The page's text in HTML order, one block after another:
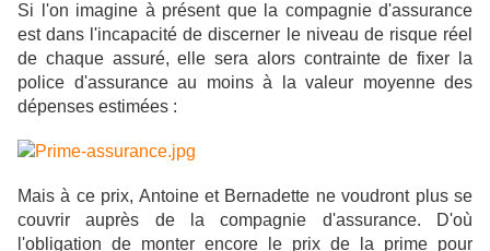
Si l'on imagine à présent que la compagnie d'assurance
est dans l'incapacité de discerner le niveau de risque réel
de chaque assuré, elle sera alors contrainte de fixer la
police d'assurance au moins à la valeur moyenne des
dépenses estimées :
Mais à ce prix, Antoine et Bernadette ne voudront plus se
couvrir auprès de la compagnie d'assurance. D'où
l'obligation de monter encore le prix de la prime pour